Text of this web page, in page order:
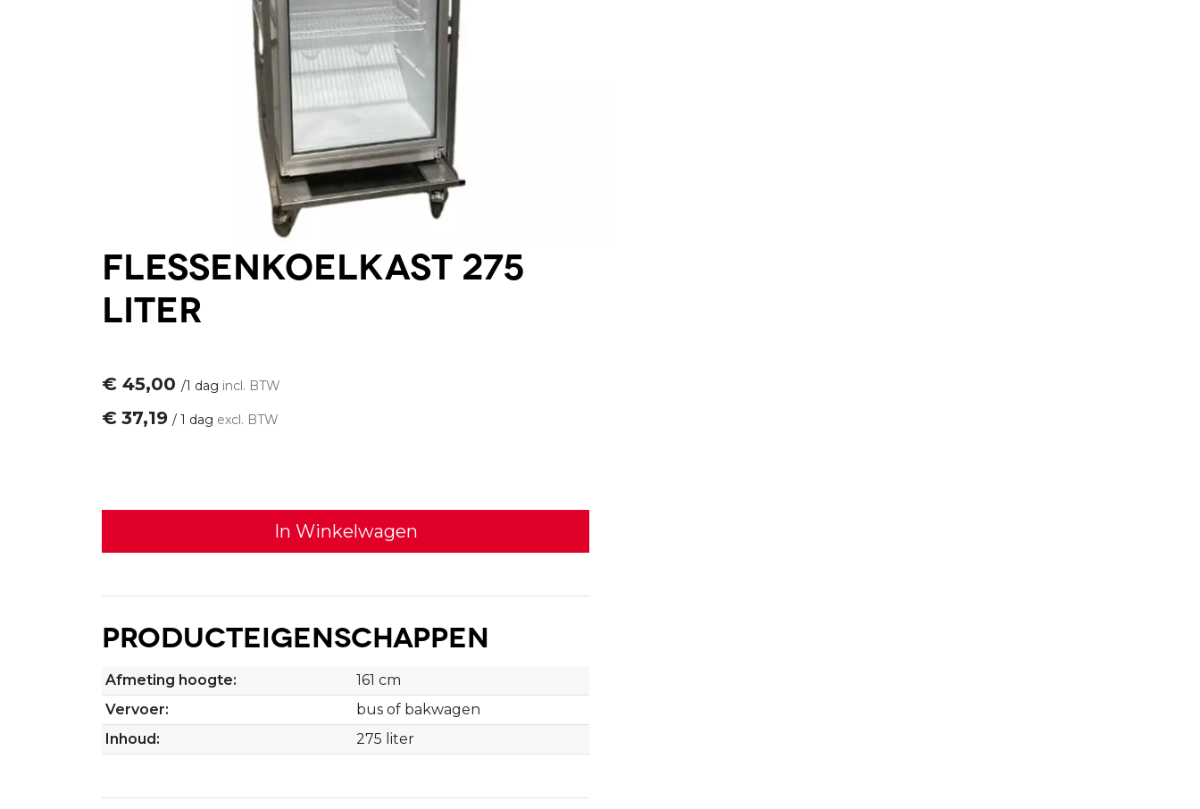
Flessenkoelkast 275
liter
€ 45,00 /1 dag incl. BTW
€ 37,19 / 1 dag excl. BTW
In Winkelwagen
Producteigenschappen
Afmeting hoogte:
161 cm
Vervoer:
bus of bakwagen
Inhoud:
275 liter